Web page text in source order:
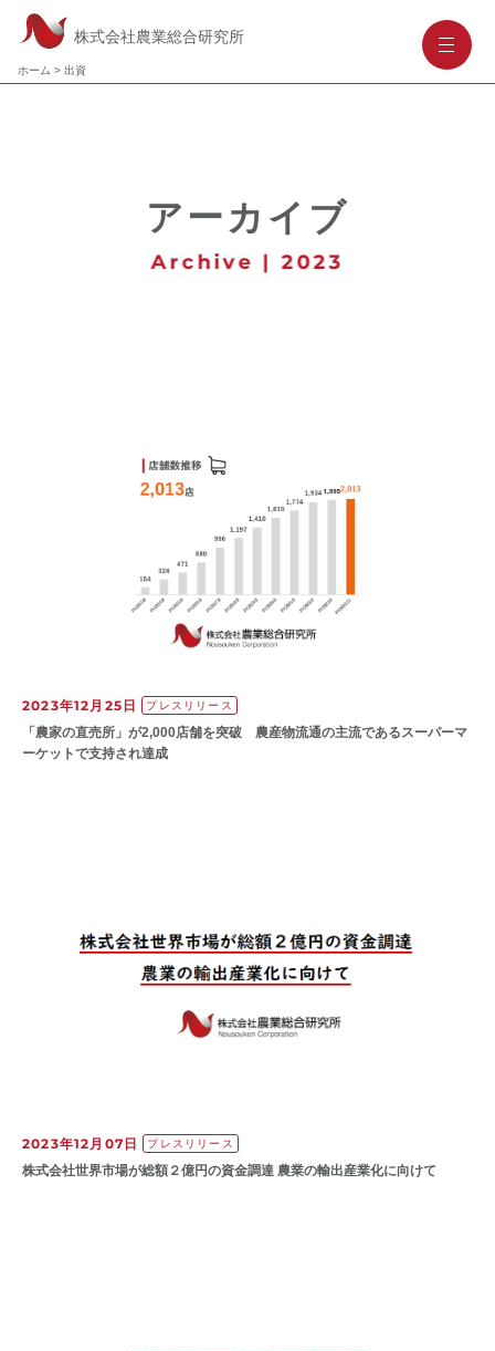
株式会社農業総合研究所
ホーム > 出資
--
アーカイブ
Archive | 2023
2023年12月25日 プレスリリース
「農家の直売所」が2,000店舗を突破 農産物流通の主流であるスーパーマ
ーケットで支持され達成
2023年12月07日 プレスリリース
株式会社世界市場が総額２億円の資金調達 農業の輸出産業化に向けて